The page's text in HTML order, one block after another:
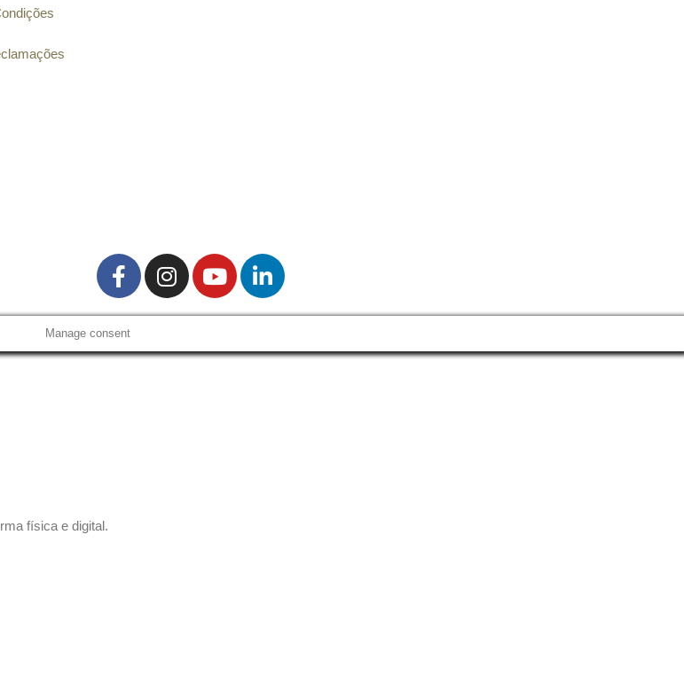
Manage consent
física e digital.